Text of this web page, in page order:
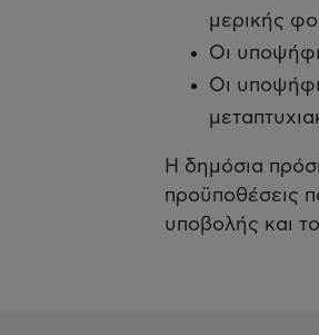
μερικής
Οι
Οι
Η δημόσια
προϋποθέσεις
υποβολής και